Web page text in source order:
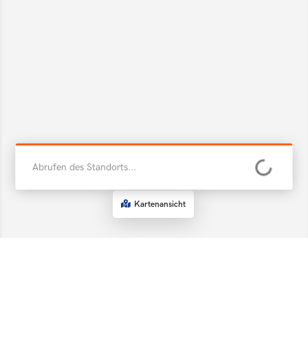
Kartenansicht
Abrufen des Standorts...